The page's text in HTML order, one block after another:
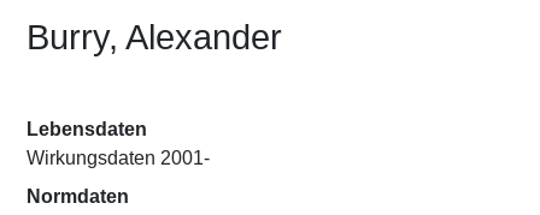
Burry, Alexander
Lebensdaten
Wirkungsdaten 2001-
Normdaten